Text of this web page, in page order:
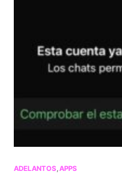
ADELANTOS APPS